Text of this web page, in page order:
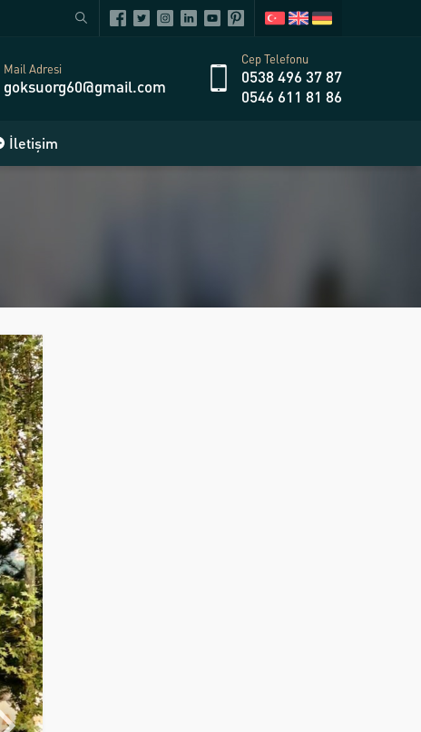
Mail Adresi
goksuorg60@gmail.com
Cep Telefonu
0538 496 37 87
0546 611 81 86
İletişim